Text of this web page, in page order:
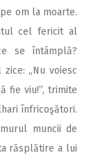
om la moarte.
cel fericit al
se întâmplă?
„Nu voiesc
fie viu!”, trimite
înfricoşători.
muncii de
răsplătire a lui